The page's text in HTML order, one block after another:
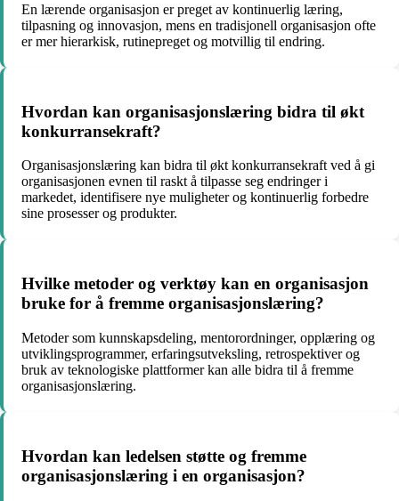
En lærende organisasjon er preget av kontinuerlig læring,
tilpasning og innovasjon, mens en tradisjonell organisasjon ofte
er mer hierarkisk, rutinepreget og motvillig til endring.
Hvordan kan organisasjonslæring bidra til økt
konkurransekraft?
Organisasjonslæring kan bidra til økt konkurransekraft ved å gi
organisasjonen evnen til raskt å tilpasse seg endringer i
markedet, identifisere nye muligheter og kontinuerlig forbedre
sine prosesser og produkter.
Hvilke metoder og verktøy kan en organisasjon
bruke for å fremme organisasjonslæring?
Metoder som kunnskapsdeling, mentorordninger, opplæring og
utviklingsprogrammer, erfaringsutveksling, retrospektiver og
bruk av teknologiske plattformer kan alle bidra til å fremme
organisasjonslæring.
Hvordan kan ledelsen støtte og fremme
organisasjonslæring i en organisasjon?